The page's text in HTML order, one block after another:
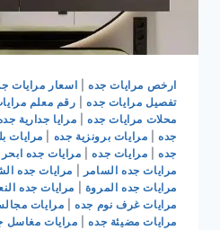
ارخص مرايات جده| اسعار مرايات
تفصيل مرايات جده| رقم معلم
محلات مرايات جده| مرايا جدارية
جده| مرايات برونزية جده مرايات
جده| مرايات جده| مرايات جده ابحر
مرايات جده السامر
مرايات جده
مرايات جده المروة
مرايات جده
مرايات غرف نوم جده| مرايات
مرايات مضيئة جده| مرايات مغاسل